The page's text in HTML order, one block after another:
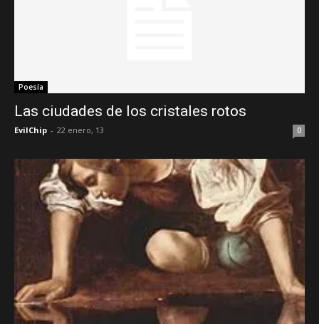
Poesía
Las ciudades de los cristales rotos
EvilChip - 22 enero, 13 0